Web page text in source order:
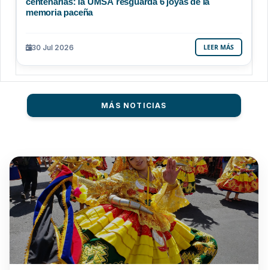
memoria paceña
30 Jul 2026 LEER MÁS
MÁS NOTICIAS